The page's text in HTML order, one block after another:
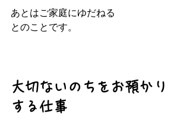
あとはご家庭にゆだねる
とのことです。
大切ないのちをお預かり
する仕事